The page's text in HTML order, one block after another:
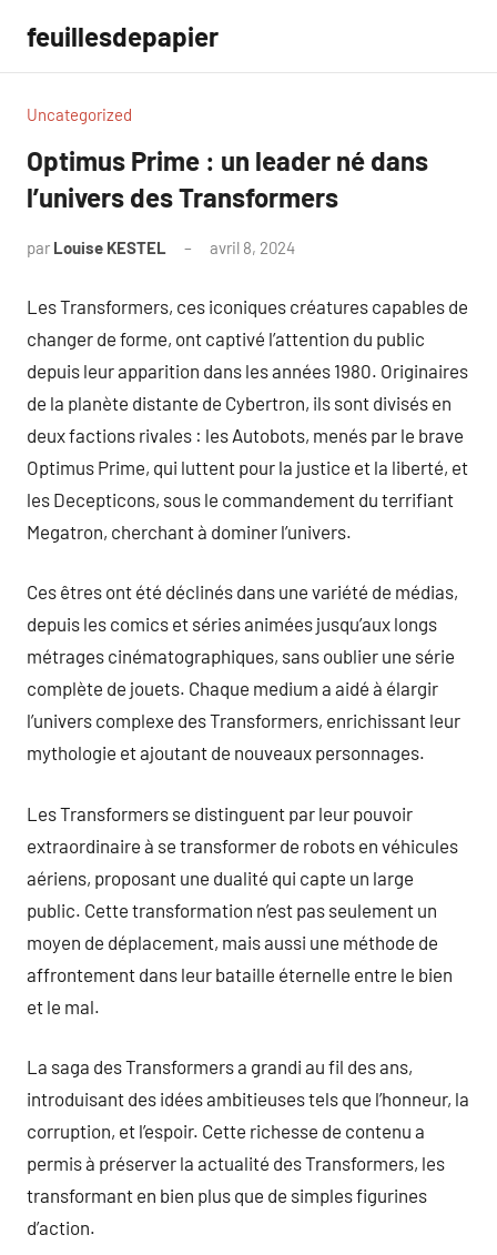
contenu
feuillesdepapier
Uncategorized
Optimus Prime : un leader né dans
l’univers des Transformers
par Louise KESTEL avril 8, 2024
Les Transformers, ces iconiques créatures capables de
changer de forme, ont captivé l’attention du public
depuis leur apparition dans les années 1980. Originaires
de la planète distante de Cybertron, ils sont divisés en
deux factions rivales : les Autobots, menés par le brave
Optimus Prime, qui luttent pour la justice et la liberté, et
les Decepticons, sous le commandement du terrifiant
Megatron, cherchant à dominer l’univers.
Ces êtres ont été déclinés dans une variété de médias,
depuis les comics et séries animées jusqu’aux longs
métrages cinématographiques, sans oublier une série
complète de jouets. Chaque medium a aidé à élargir
l’univers complexe des Transformers, enrichissant leur
mythologie et ajoutant de nouveaux personnages.
Les Transformers se distinguent par leur pouvoir
extraordinaire à se transformer de robots en véhicules
aériens, proposant une dualité qui capte un large
public. Cette transformation n’est pas seulement un
moyen de déplacement, mais aussi une méthode de
affrontement dans leur bataille éternelle entre le bien
et le mal.
La saga des Transformers a grandi au fil des ans,
introduisant des idées ambitieuses tels que l’honneur, la
corruption, et l’espoir. Cette richesse de contenu a
permis à préserver la actualité des Transformers, les
transformant en bien plus que de simples figurines
d’action.